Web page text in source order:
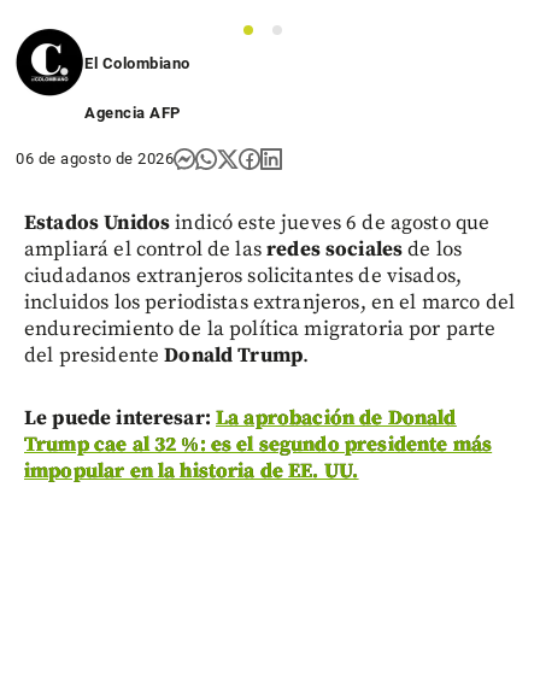
1
2
El Colombiano
Agencia AFP
06 de agosto de 2026
Estados Unidosindicó este jueves 6 de agosto que
ampliará el control de lasredes socialesde los
ciudadanos extranjeros solicitantes de visados,
incluidos los periodistas extranjeros, en el marco del
endurecimiento de la política migratoria por parte
del presidenteDonald Trump.
Le puede interesar: La aprobación de Donald
Trump cae al 32 %: es el segundo presidente más
impopular en la historia de EE. UU.